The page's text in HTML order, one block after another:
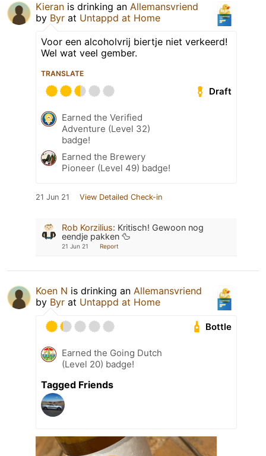
Kieran is drinking an Allemansvriend
by Byr at Untappd at Home
Voor een alcoholvrij biertje niet verkeerd!
Wel wat veel gember.
TRANSLATE
Draft
Earned the Verified
Adventure (Level 32)
badge!
Earned the Brewery
Pioneer (Level 49) badge!
21 Jun 21 View Detailed Check-in
Rob Korzilius: Kritisch! Gewoon nog
eendje pakken 🦆
21 Jun 21 Report
Koen N is drinking an Allemansvriend
by Byr at Untappd at Home
Bottle
Earned the Going Dutch
(Level 20) badge!
Tagged Friends